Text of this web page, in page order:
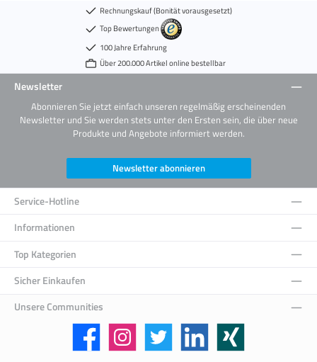
Rechnungskauf (Bonität vorausgesetzt)
Top Bewertungen
100 Jahre Erfahrung
Über 200.000 Artikel online bestellbar
Newsletter
Abonnieren Sie jetzt einfach unseren regelmäßig erscheinenden
Newsletter und Sie werden stets unter den Ersten sein, die über neue
Produkte und Angebote informiert werden.
Newsletter abonnieren
Service-Hotline
Informationen
Top Kategorien
Sicher Einkaufen
Unsere Communities
Facebook Instagram Twitter LinkedIn Xing